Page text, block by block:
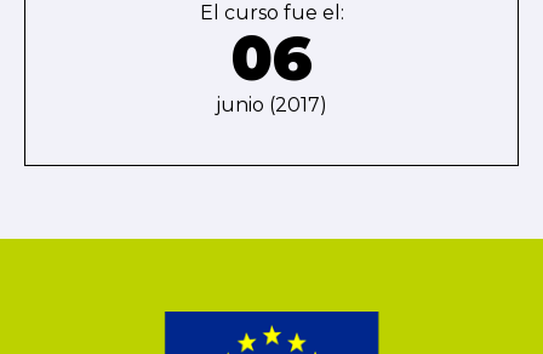
El curso fue el:
06
junio (2017)